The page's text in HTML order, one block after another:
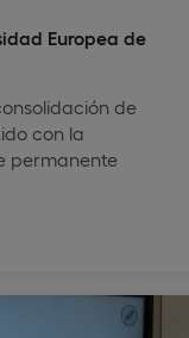
Europea de
de
con la
permanente